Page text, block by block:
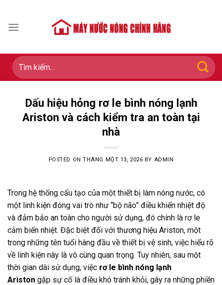
content
Tìm
kiếm:
Dấu hiệu hỏng rơ le bình nóng lạnh
Ariston và cách kiểm tra an toàn tại
nhà
POSTED ONTHÁNG MỘT 13, 2026 BY ADMIN
Trong hệ thống cấu tạo của một thiết bị làm nóng nước, có
một linh kiện đóng vai trò như “bộ não” điều khiển nhiệt độ
và đảm bảo an toàn cho người sử dụng, đó chính là rơ le
cảm biến nhiệt. Đặc biệt đối với thương hiệu Ariston, một
trong những tên tuổi hàng đầu về thiết bị vệ sinh, việc hiểu rõ
về linh kiện này là vô cùng quan trọng. Tuy nhiên, sau một
thời gian dài sử dụng, việc rơ le bình nóng lạnh
Ariston gặp sự cố là điều khó tránh khỏi, gây ra những phiền